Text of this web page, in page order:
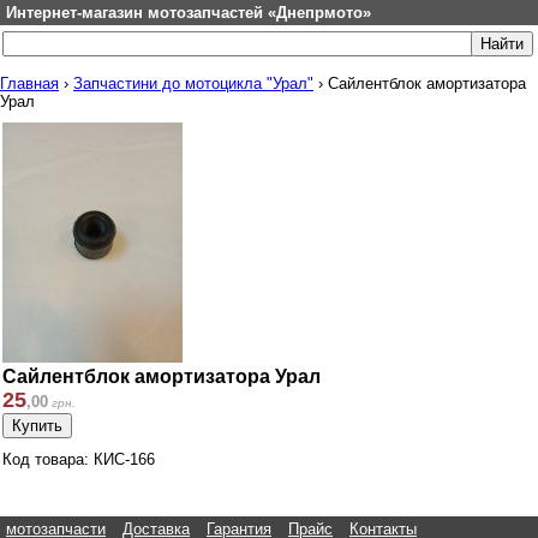
Интернет-магазин мотозапчастей «Днепрмото»
Главная › Запчастини до мотоцикла "Урал" › Сайлентблок амортизатора
Урал
Сайлентблок амортизатора Урал
25,00 грн.
Код товара: КИС-166
мотозапчасти Доставка Гарантия Прайс
Контакты